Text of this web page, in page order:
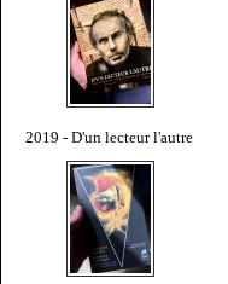
2019 - D'un lecteur l'autre